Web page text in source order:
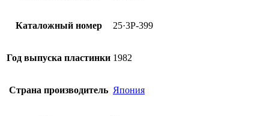
Каталожный номер 25·3P-399
Год выпуска пластинки 1982
Страна производитель Япония